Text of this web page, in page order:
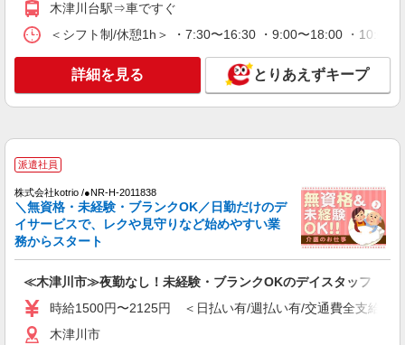
キープ 詳細を見る
株式会社ブレイブ（マイナビグループ）/MD26
る） ◎月収例 時給1800円×1日8時間×22日（週5
日）＝31万6800円 ◆昇給あり ◆支払い方法 ※日
払い/週払い/月払い対応も可能です。詳しくは面談
時にご相談ください。 ◆交通費：別途全額支給 ※
京都府木津川市 【最寄駅】 ◆各線「木津駅」
◆JR奈良線「上狛駅」 ◆JR関西本線「加茂駅」
★その他、近隣に多数勤務地あります！
キープ 詳細を見る
派遣社員
株式会社kotrio /●NR-H-1882705
木津川台駅⇒車ですぐ
＜シフト制/休憩1h＞ ・7:30〜16:30 ・9:00〜18:00 ・
詳細を見る とりあえずキープ
派遣社員
株式会社kotrio /●NR-H-2011838
＼無資格・未経験・ブランクOK／日勤だけのデ
イサービスで、レクや見守りなど始めやすい業
務からスタート
≪木津川市≫夜勤なし！未経験・ブランクOKのデイスタッフ
時給1500円〜2125円 ＜日払い有/週払い有/交通費全支給(ガ
木津川市